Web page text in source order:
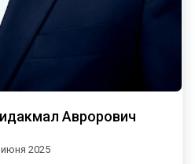
Аврорович
2025